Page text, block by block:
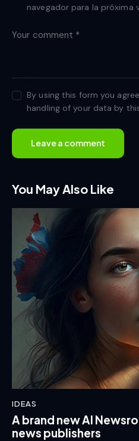
navegador para la próxima
By using this form you
handling of your data by
You May Also Like
IDEAS
A brand new AI
news publishers